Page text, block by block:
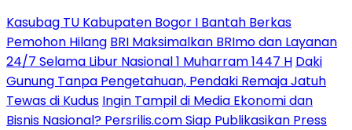
Kasubag TU Kabupaten Bogor I Bantah Berkas
Pemohon Hilang BRI Maksimalkan BRImo dan Layanan
24/7 Selama Libur Nasional 1 Muharram 1447 H Daki
Gunung Tanpa Pengetahuan, Pendaki Remaja Jatuh
Tewas di Kudus Ingin Tampil di Media Ekonomi dan
Bisnis Nasional? Persrilis.com Siap Publikasikan Press